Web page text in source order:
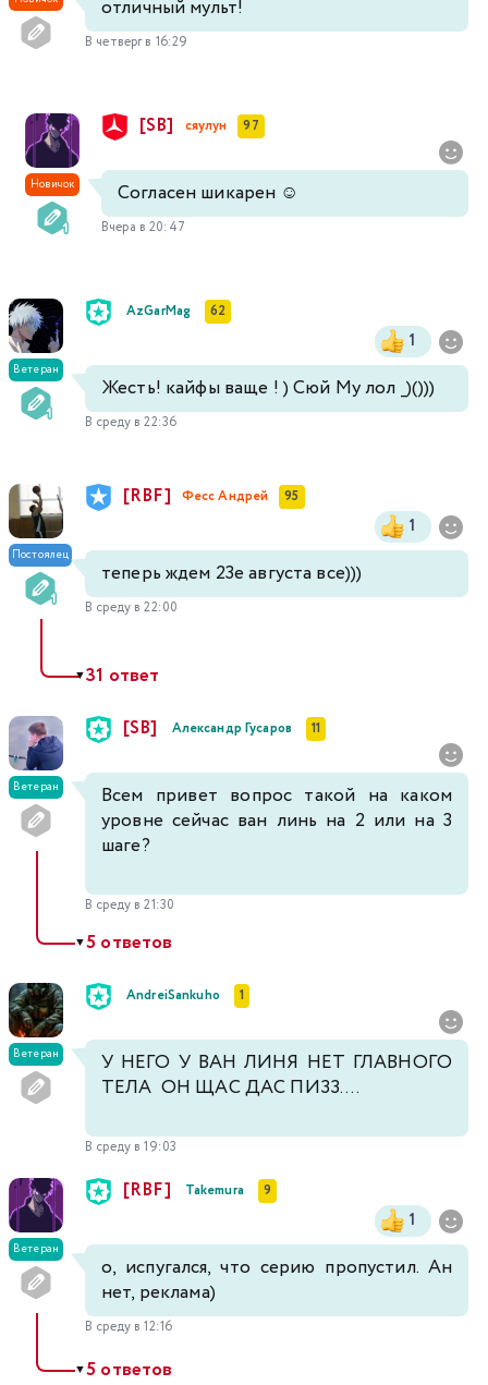
отличный мульт!
В четверг в 16:29
Новичок
[SB] сяулун 97
Согласен шикарен ☺️
Вчера в 20:47
Ветеран
AzGarMag 62
1
Жесть! кайфы ваще ! ) Сюй Му лол _)()))
В среду в 22:36
Постоялец
[RBF] Фесс Андрей 95
1
теперь ждем 23е августа все)))
В среду в 22:00
▼31 ответ
Ветеран
[SB] Александр Гусаров 11
Всем привет вопрос такой на каком
уровне сейчас ван линь на 2 или на 3
шаге?
В среду в 21:30
▼5 ответов
Ветеран
AndreiSankuho 1
У НЕГО У ВАН ЛИНЯ НЕТ ГЛАВНОГО
ТЕЛА ОН ЩАС ДАС ПИЗЗ....
В среду в 19:03
Ветеран
[RBF] Takemura 9
1
о, испугался, что серию пропустил. Ан
нет, реклама)
В среду в 12:16
▼5 ответов